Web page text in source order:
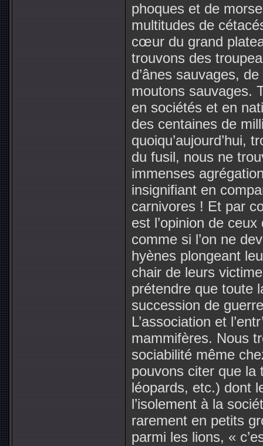
phoques et de
multitudes de
cœur du grand
trouvons des
d’ânes sauvages,
moutons sauvages.
en sociétés et en
des centaines de
quoiqu’aujourd’hui,
du fusil, nous ne
immenses
insignifiant en
carnivores ! Et par
est l’opinion de
comme si l’on ne
hyènes plongeant
chair de leurs
prétendre que toute
succession de
L’association et
mammifères. Nous
sociabilité même
pouvons citer que la
léopards, etc.) dont
l’isolement à la
rarement en petits
parmi les lions, «